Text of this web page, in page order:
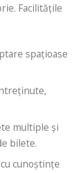
Facilitățile
spațioase
multiple și
bilete.
cunoştinţe